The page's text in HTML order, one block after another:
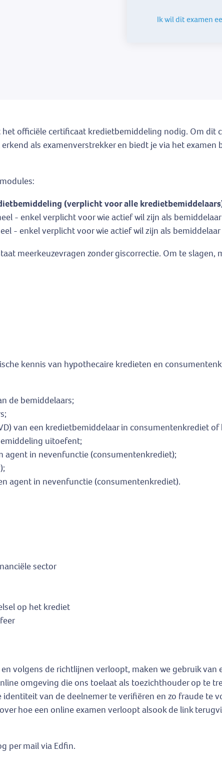
Ik wil dit examen
officiële certificaat kredietbemiddeling nodig. Om dit
als examenverstrekker en biedt je via het
(verplicht voor alle
- enkel verplicht voor wie actief wil zijn als
- enkel verplicht voor wie actief wil zijn als
meerkeuzevragen zonder giscorrectie. Om te
kennis van hypothecaire kredieten en
de bemiddelaars;
van een kredietbemiddelaar in consumentenkrediet
uitoefent;
in nevenfunctie (consumentenkrediet);
agent in nevenfunctie (consumentenkrediet).
sector
op het krediet
volgens de richtlijnen verloopt, maken we gebruik van
omgeving die ons toelaat als toezichthouder op te
van de deelnemer te verifiëren en zo fraude te
hoe een online examen verloopt alsook de link
per mail via Edfin.